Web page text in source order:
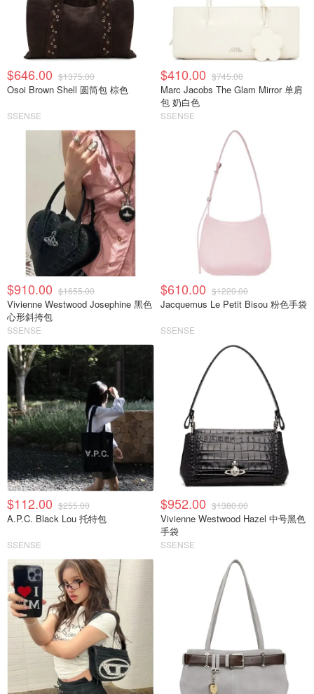
$646.00 $1375.00
Osoi Brown Shell 圆筒包 棕色
SSENSE
$410.00 $745.00
Marc Jacobs The Glam Mirror 单肩
包 奶白色
SSENSE
$910.00 $1655.00
Vivienne Westwood Josephine 黑色
心形斜挎包
SSENSE
$610.00 $1220.00
Jacquemus Le Petit Bisou 粉色手袋
SSENSE
$112.00 $255.00
A.P.C. Black Lou 托特包
SSENSE
$952.00 $1380.00
Vivienne Westwood Hazel 中号黑色
手袋
SSENSE